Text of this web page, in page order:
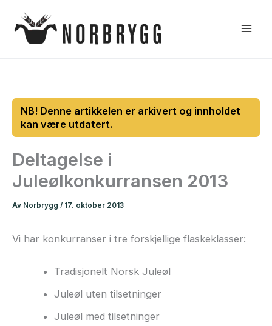
rett
Deltagelse i
Juleølkonkurransen 2013
Av Norbrygg / 17. oktober 2013
Vi har konkurranser i tre forskjellige flaskeklasser:
Tradisjonelt Norsk Juleøl
Juleøl uten tilsetninger
Juleøl med tilsetninger